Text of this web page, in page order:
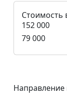
Стоимость
152 000
79 000
Направление